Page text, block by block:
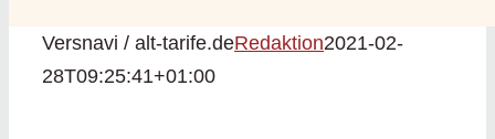
Versnavi / alt-tarife.deRedaktion2021-02-
28T09:25:41+01:00